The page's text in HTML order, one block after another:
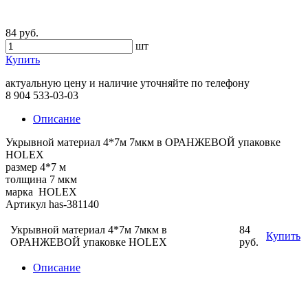
84 руб.
шт
Купить
актуальную цену и наличие уточняйте по телефону
8 904 533-03-03
Описание
Укрывной материал 4*7м 7мкм в ОРАНЖЕВОЙ упаковке
HOLEX
размер 4*7 м
толщина 7 мкм
марка HOLEX
Артикул has-381140
Укрывной материал 4*7м 7мкм в
ОРАНЖЕВОЙ упаковке HOLEX
84
руб.
Купить
Описание